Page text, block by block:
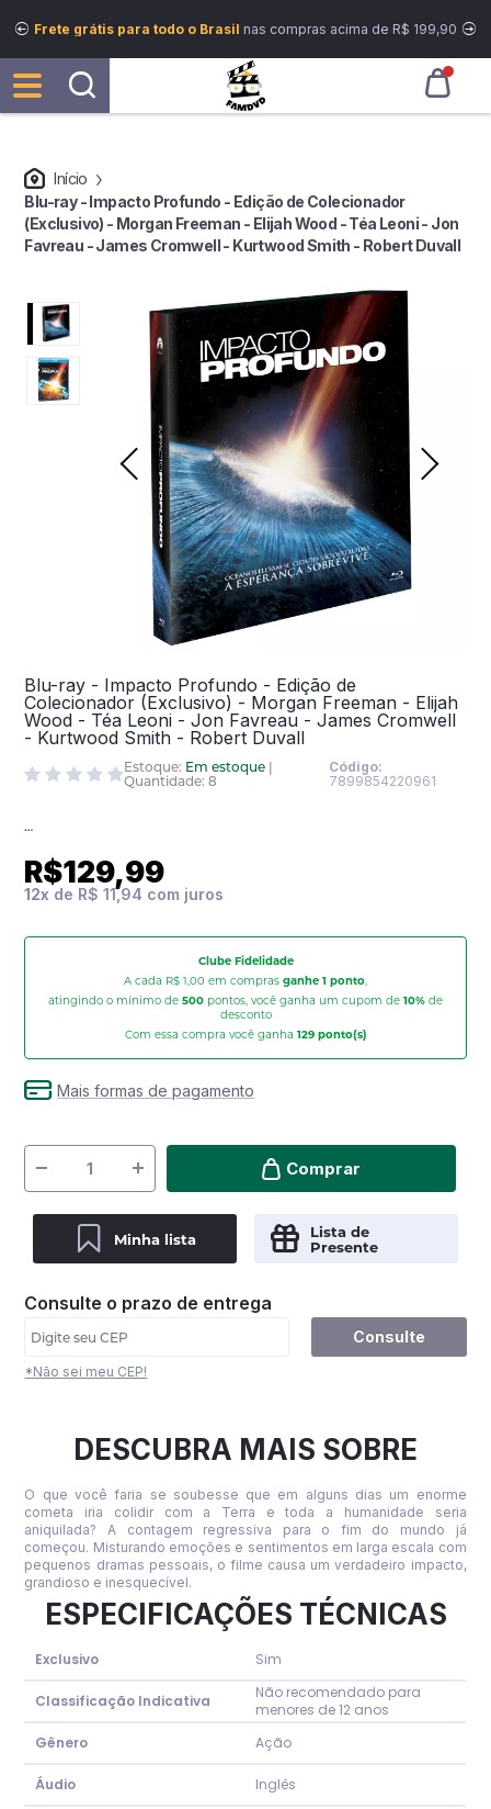
Frete grátis para todo o Brasil nas compras acima de R$ 199,90
Início
Blu-ray - Impacto Profundo - Edição de Colecionador
(Exclusivo) - Morgan Freeman - Elijah Wood - Téa Leoni - Jon
Favreau - James Cromwell - Kurtwood Smith - Robert Duvall
Blu-ray - Impacto Profundo - Edição de
Colecionador (Exclusivo) - Morgan Freeman - Elijah
Wood - Téa Leoni - Jon Favreau - James Cromwell
- Kurtwood Smith - Robert Duvall
Estoque: Em estoque |
Quantidade: 8
Código:
7899854220961
R$129,99
12x de R$ 11,94
Clube Fidelidade
A cada R$ 1,00 em compras ganhe 1 ponto,
atingindo o mínimo de 500 pontos, você ganha um cupom de 10% de
desconto
Com essa compra você ganha 129ponto(s)
Mais formas de pagamento
Comprar
Minha lista
Lista de
Presente
Consulte o prazo de entrega
Consulte
*Não sei meu CEP!
DESCUBRA MAIS SOBRE
O que você faria se soubesse que em alguns dias um enorme
cometa iria colidir com a Terra e toda a humanidade seria
aniquilada? A contagem regressiva para o fim do mundo j
começou. Misturando emoções e sentimentos em larga escala com
pequenos dramas pessoais, o filme causa um verdadeiro impacto,
grandioso e inesquecível.
ESPECIFICAÇÕES TÉCNICAS
Exclusivo Sim
Classificação Indicativa
Não recomendado para
menores de 12 anos
Gênero
Ação
Áudio Inglês